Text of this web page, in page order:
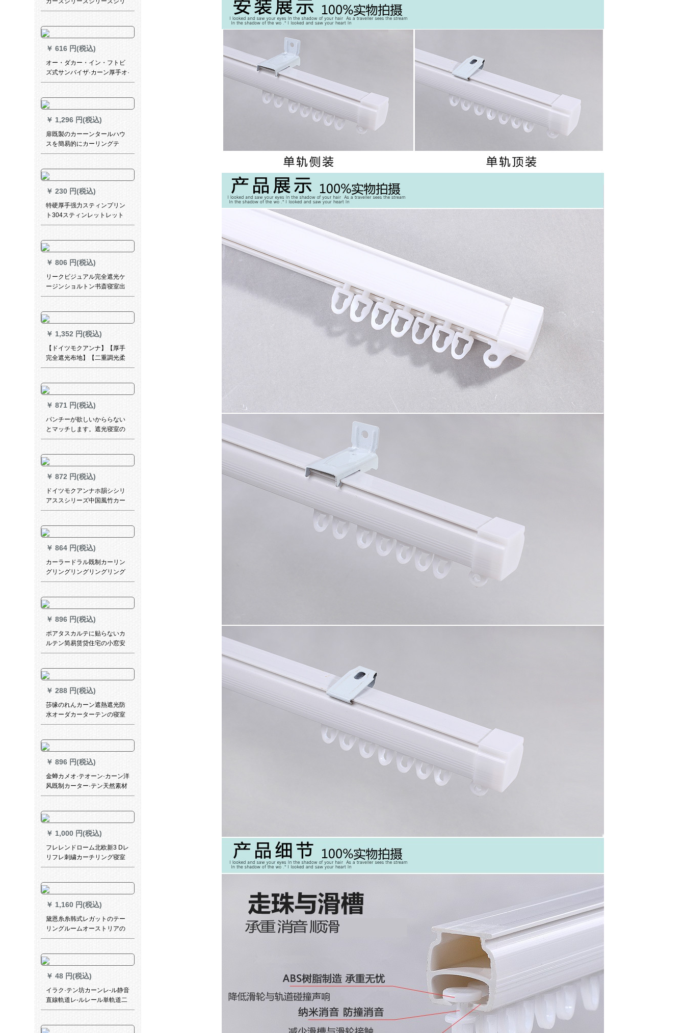
ーズシリーズン糸ベアラ砂遮
ません。レカースデッキがひ
っくり返る双生樹-乳白の幅が
2.0 X高2.7フーク（高度改）
￥ 616 円(税込)
オー・ダカー・イン・フトビ
ズ式サンバイザ·カーン厚手オ·
ディィのレイン防止外線手動
必要です。
￥ 1,296 円(税込)
扉既製のカーーンタールハウ
スを簡易的にカーリングテ
ジ、寝室のサンバイザをセッ
いカーターテーピング【青】
2.4枚x 1.8メトルトル（ダブル
オプロ）
￥ 230 円(税込)
特硬厚手强力スティンプリン
ト304スティンレットレット
レットバック30个
￥ 806 円(税込)
リークビジュアル完全遮光ケ
ージンショルトン书斎寝室出
窓小窓平面窓既制カーターテ
枚打孔式
￥ 1,352 円(税込)
【ドイツモクアンナ】【厚手
完全遮光布地】【二重調光柔
らかな紗のれん】【オフーテ
ンテオ】木目ミア色XY-SW
08-725
￥ 871 円(税込)
パンチーが欲しいかららない
とマッチします。遮光寝室の
日よけリングムに小窓防虫マ
天青彫刻の星柄は幅1.2*高さ
2.0メトルです。
￥ 872 円(税込)
ドイツモクアンナホ韻シシリ
アススシリーズ中国風竹カー
ンテン書房茶室遮光カーン平
￥ 864 円(税込)
カーラードラル既制カーリン
グリングリングリングリング
可以オシリーズステムン扫き
应出窓寝室リングリング遮光
ブティックテーン(カーリング
テーン)フューン
￥ 896 円(税込)
ポアタスカルテに贴らないカ
ルテン简易赁贷住宅の小窓安
カーターテンアニメメ田园遮
￥ 288 円(税込)
莎缘のれんカーン遮熱遮光防
水オーダカーターテンの寝室
ベロンダリングリングリング
ンテージダーダーダーダーダ
ーテーンカーンン完全遮光リ
フトカーンライトグレー
￥ 896 円(税込)
金蝉カメオ·テオーン·カーン洋
风既制カーター·テン天然素材
の花を遮光した寝室の窓カー
ン-打孔は何メトルですか？
￥ 1,000 円(税込)
フレレンドローム北欧新3 Dレ
リフレ刺繍カーチリング寝室
遮光既制カーターディディ。
颜の青い布カーンディー书き
ます。
￥ 1,160 円(税込)
黛恩糸糸韩式レガットのテー
リングルームオーストリアの
既制のカーン姫系遮光レレス
ームオーストリアシステムシ
ステムシステムシステムシス
テムシステムシステムシステ
ムシステムシステムシステム
システムシステムシステムシ
ムシステム
￥ 48 円(税込)
イラク·テン坊カーンレ-ル静音
直線軌道レ-ルレール単軌道二
重軌道ナノ静音直軌道上突装